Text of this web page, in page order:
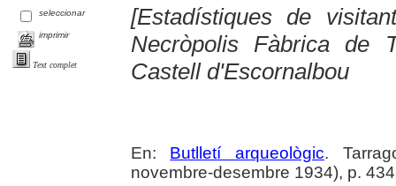
seleccionar
imprimir
Text complet
[Estadístiques de
Necròpolis Fàbrica de
Castell d'Escornalbou
En: Butlletí arqueològic.
novembre-desembre 1934), p.